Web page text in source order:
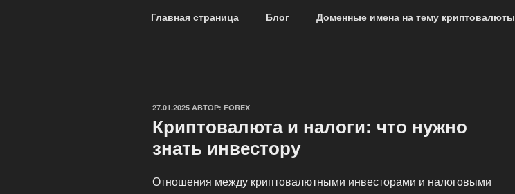
Главная страница Блог Доменные имена на тему криптовалюты
ОПУБЛИКОВАНО
27.01.2025 АВТОР: FOREX
Криптовалюта и налоги: что нужно
знать инвестору
Отношения между криптовалютными инвесторами и налоговыми